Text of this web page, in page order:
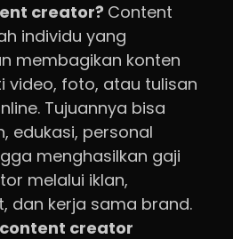
creator? Content
individu yang
membagikan konten
video, foto, atau tulisan
Tujuannya bisa
edukasi, personal
menghasilkan gaji
melalui iklan,
dan kerja sama brand.
creator